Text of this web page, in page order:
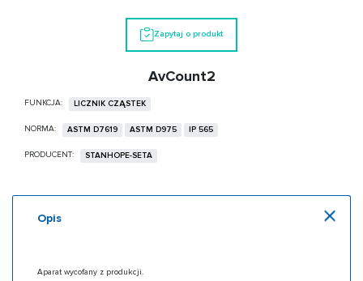
Zapytaj o produkt
AvCount2
FUNKCJA: LICZNIK CZĄSTEK
NORMA: ASTM D7619 ASTM D975 IP 565
PRODUCENT: STANHOPE-SETA
Opis
Aparat wycofany z produkcji.